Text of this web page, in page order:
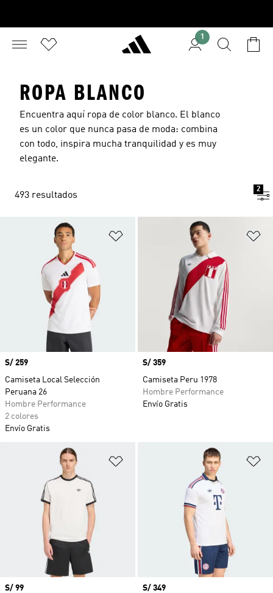
1
ROPA BLANCO
Encuentra aquí ropa de color blanco. El blanco
es un color que nunca pasa de moda: combina
con todo, inspira mucha tranquilidad y es muy
elegante.
493 resultados
2
Añadir a la lista de deseos
Precio
S/ 259
Camiseta Local Selección
Peruana 26
Hombre Performance
2 colores
Envío Gratis
Precio
S/ 359
Camiseta Peru 1978
Hombre Performance
Envío Gratis
Añadir a la lista de deseos
Precio
S/ 99
Precio
S/ 349